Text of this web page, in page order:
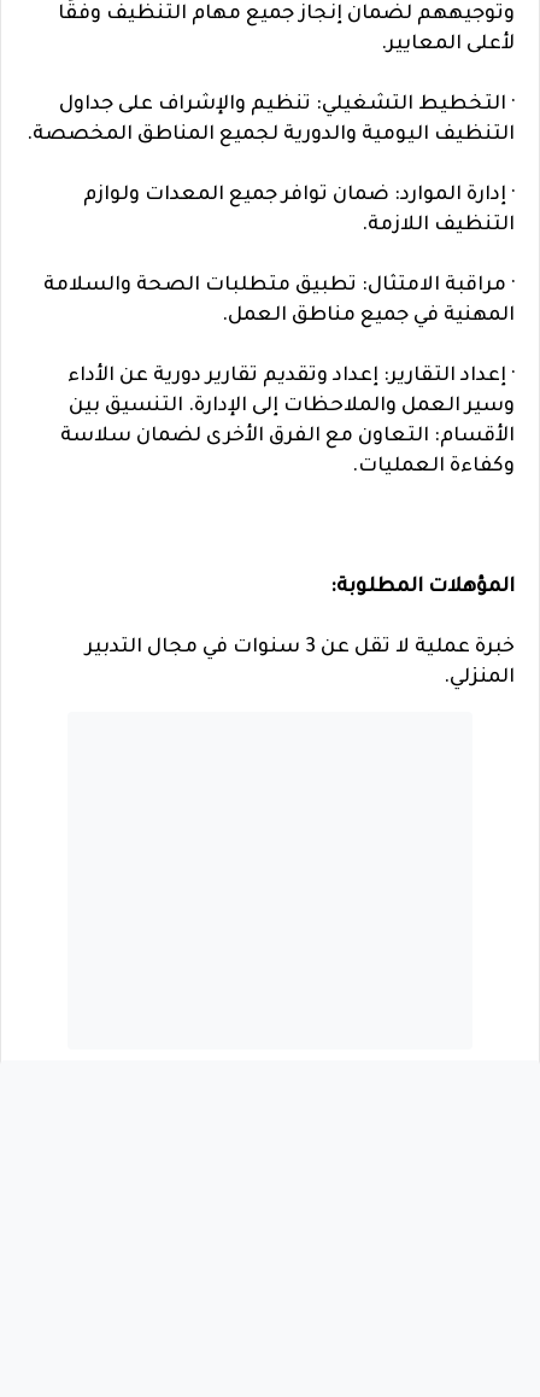
وتوجيههم لضمان إنجاز جميع مهام التنظيف وفقًا
لأعلى المعايير.
· التخطيط التشغيلي: تنظيم والإشراف على جداول
التنظيف اليومية والدورية لجميع المناطق المخصصة.
· إدارة الموارد: ضمان توافر جميع المعدات ولوازم
التنظيف اللازمة.
· مراقبة الامتثال: تطبيق متطلبات الصحة والسلامة
المهنية في جميع مناطق العمل.
· إعداد التقارير: إعداد وتقديم تقارير دورية عن الأداء
وسير العمل والملاحظات إلى الإدارة. التنسيق بين
الأقسام: التعاون مع الفرق الأخرى لضمان سلاسة
وكفاءة العمليات.
المؤهلات المطلوبة:
خبرة عملية لا تقل عن 3 سنوات في مجال التدبير
المنزلي.